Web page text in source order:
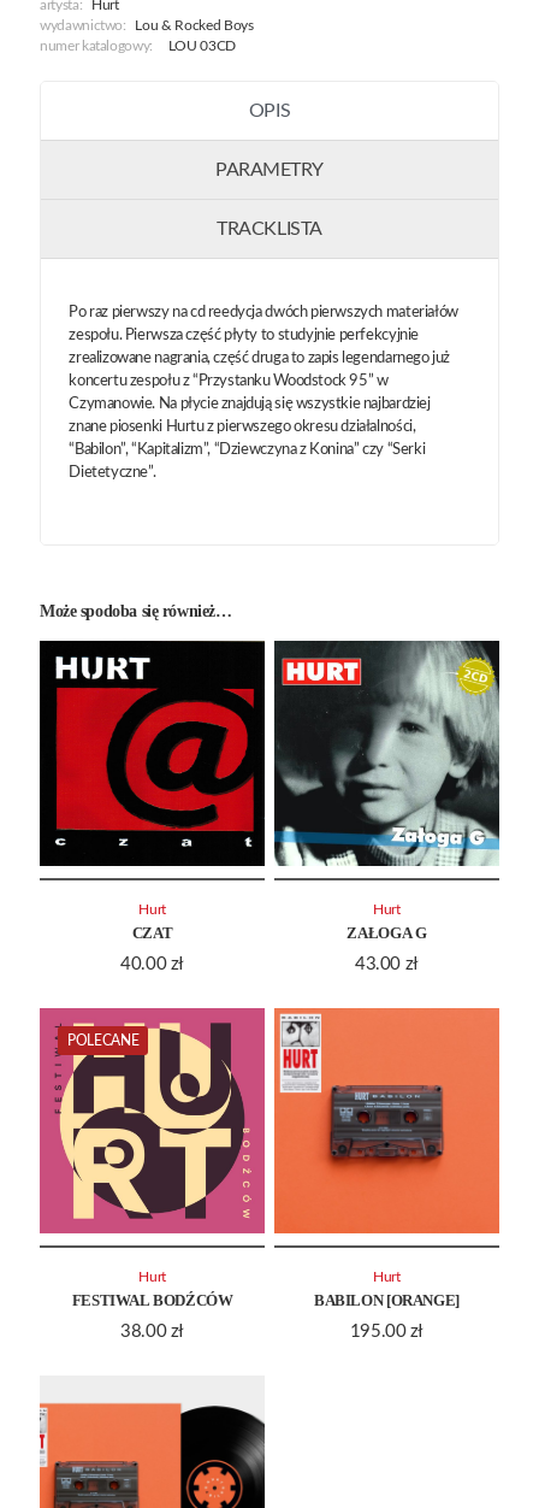
artysta:
Hurt
wydawnictwo:
Lou & Rocked Boys
numer katalogowy:
LOU 03CD
OPIS
PARAMETRY
TRACKLISTA
Po raz pierwszy na cd reedycja dwóch pierwszych materiałów
zespołu. Pierwsza część płyty to studyjnie perfekcyjnie
zrealizowane nagrania, część druga to zapis legendarnego już
koncertu zespołu z “Przystanku Woodstock 95” w
Czymanowie. Na płycie znajdują się wszystkie najbardziej
znane piosenki Hurtu z pierwszego okresu działalności,
“Babilon”, “Kapitalizm”, “Dziewczyna z Konina” czy “Serki
Dietetyczne”.
Może spodoba się również…
CZAT
40.00 zł
Hurt
ZAŁOGA G
43.00 zł
Hurt
POLECANE
FESTIWAL BODŹCÓW
38.00 zł
Hurt
BABILON [ORANGE]
195.00 zł
Hurt